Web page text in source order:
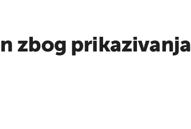
zbog prikazivanja